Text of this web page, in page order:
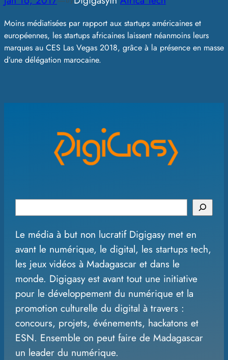
Moins médiatisées par rapport aux startups américaines et
européennes, les startups africaines laissent néanmoins leurs
marques au CES Las Vegas 2018, grâce à la présence en masse
d’une délégation marocaine.
e
a
r
c
h
Le média à but non lucratif Digigasy met en
avant le numérique, le digital, les startups tech,
les jeux vidéos à Madagascar et dans le
monde. Digigasy est avant tout une initiative
pour le développement du numérique et la
promotion culturelle du digital à travers :
concours, projets, événements, hackatons et
ESN. Ensemble on peut faire de Madagascar
un leader du numérique.